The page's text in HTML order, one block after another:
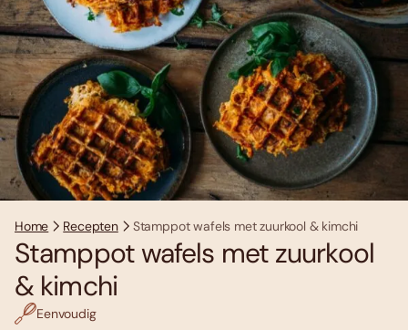
Home Recepten Stamppot wafels met zuurkool & kimchi
Stamppot wafels met zuurkool
& kimchi
Eenvoudig